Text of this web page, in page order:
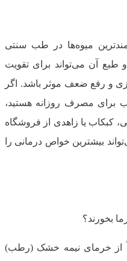
میوه‌ها در طب سنتی
آن می‌تواند برای تقویت
و رفع ضعف موثر باشد. اگر
برای مصرف روزانه هستید،
کبکاب یا زاهدی از فروشگاه
بیشترین خواص درمانی را
بخورند؟
از خرمای نیمه ‌خشک (رطب)